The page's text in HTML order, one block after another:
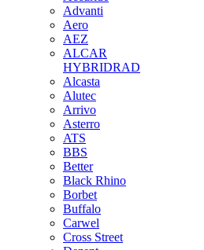
Advanti
Aero
AEZ
ALCAR
HYBRIDRAD
Alcasta
Alutec
Arrivo
Asterro
ATS
BBS
Better
Black Rhino
Borbet
Buffalo
Carwel
Cross Street